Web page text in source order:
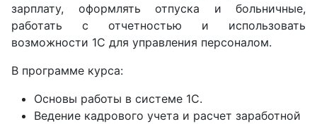
зарплату, оформлять отпуска и больничные,
работать с отчетностью и использовать
возможности 1С для управления персоналом.
В программе курса:
Основы работы в системе 1С.
Ведение кадрового учета и расчет заработной